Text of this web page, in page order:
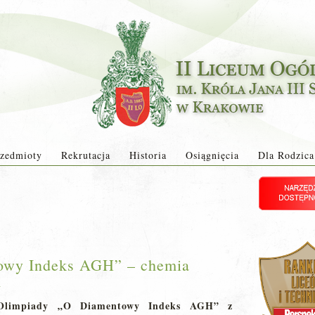
Rekrutacja Historia Osiągnięcia Dla Rodzica
Indeks AGH” – chemia
„O Diamentowy Indeks AGH” z